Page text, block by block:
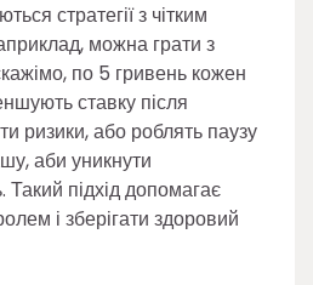
стратегії з чітким
можна грати з
по 5 гривень кожен
ставку після
ризики, або роблять паузу
аби уникнути
Такий підхід допомагає
і зберігати здоровий